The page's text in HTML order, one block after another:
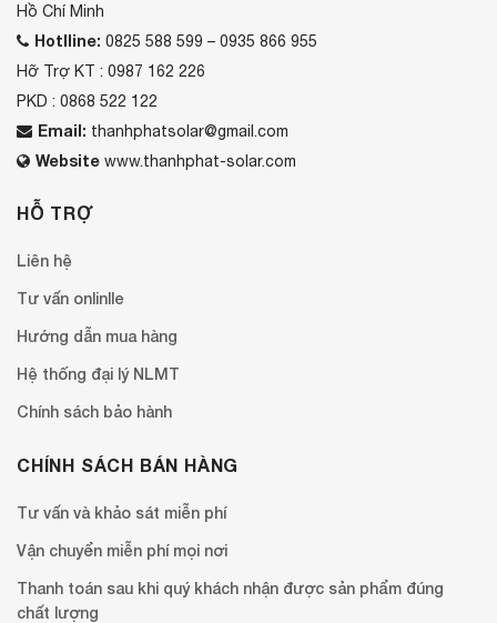
Hồ Chí Minh
Hotlline: 0825 588 599 – 0935 866 955
Hỡ Trợ KT : 0987 162 226
PKD : 0868 522 122
Email: thanhphatsolar@gmail.com
Website www.thanhphat-solar.com
HỖ TRỢ
Liên hệ
Tư vấn onlinlle
Hướng dẫn mua hàng
Hệ thống đại lý NLMT
Chính sách bảo hành
CHÍNH SÁCH BÁN HÀNG
Tư vấn và khảo sát miễn phí
Vận chuyển miễn phí mọi nơi
Thanh toán sau khi quý khách nhận được sản phẩm đúng
chất lượng